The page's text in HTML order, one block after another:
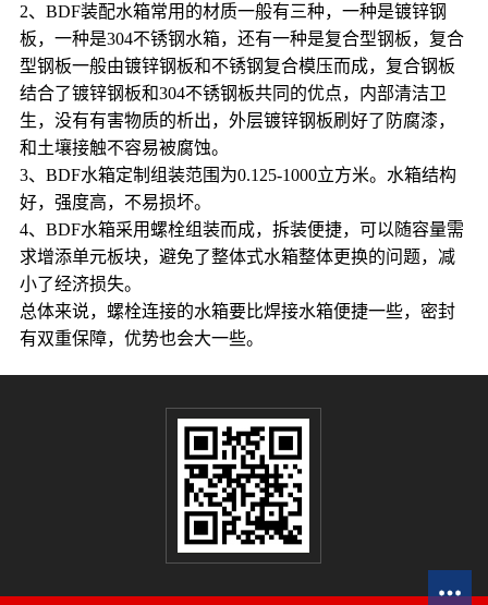
2、BDF装配水箱常用的材质一般有三种，一种是镀锌钢
板，一种是304不锈钢水箱，还有一种是复合型钢板，复合
型钢板一般由镀锌钢板和不锈钢复合模压而成，复合钢板
结合了镀锌钢板和304不锈钢板共同的优点，内部清洁卫
生，没有有害物质的析出，外层镀锌钢板刷好了防腐漆，
和土壤接触不容易被腐蚀。
3、BDF水箱定制组装范围为0.125-1000立方米。水箱结构
好，强度高，不易损坏。
4、BDF水箱采用螺栓组装而成，拆装便捷，可以随容量需
求增添单元板块，避免了整体式水箱整体更换的问题，减
小了经济损失。
总体来说，螺栓连接的水箱要比焊接水箱便捷一些，密封
有双重保障，优势也会大一些。